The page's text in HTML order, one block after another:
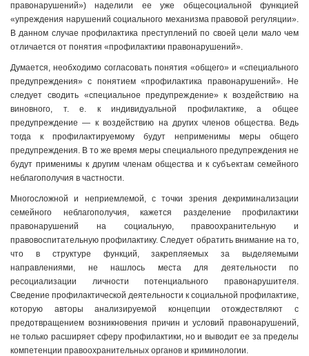
правонарушений») наделили ее уже общесоциальной функцией
«упреждения нарушений социального механизма правовой регуляции».
В данном случае профилактика преступлений по своей цели мало чем
отличается от понятия «профилактики правонарушений».
Думается, необходимо согласовать понятия «общего» и «специального
предупреждения» с понятием «профилактика правонарушений». Не
следует сводить «специальное предупреждение» к воздействию на
виновного, т. е. к индивидуальной профилактике, а общее
предупреждение — к воздействию на других членов общества. Ведь
тогда к профилактируемому будут неприменимы меры общего
предупреждения. В то же время меры специального предупреждения не
будут применимы к другим членам общества и к субъектам семейного
неблагополучия в частности.
Многосложной и неприемлемой, с точки зрения декриминализации
семейного неблагополучия, кажется разделение профилактики
правонарушений на социальную, правоохранительную и
правовоспитательную профилактику. Следует обратить внимание на то,
что в структуре функций, закрепляемых за выделяемыми
направлениями, не нашлось места для деятельности по
ресоциализации личности потенциального правонарушителя.
Сведение профилактической деятельности к социальной профилактике,
которую авторы анализируемой концепции отождествляют с
предотвращением возникновения причин и условий правонарушений,
не только расширяет сферу профилактики, но и выводит ее за пределы
компетенции правоохранительных органов и криминологии.